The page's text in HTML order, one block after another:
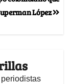
López